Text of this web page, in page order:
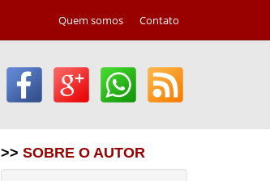
Quem somos Contato
>> SOBRE O AUTOR